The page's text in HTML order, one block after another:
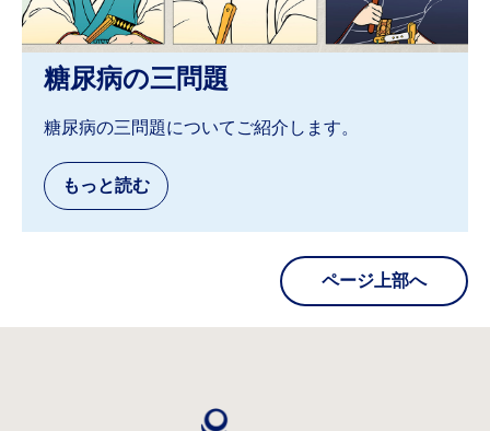
糖尿病の三問題
糖尿病の三問題についてご紹介します。
ページ上部へ